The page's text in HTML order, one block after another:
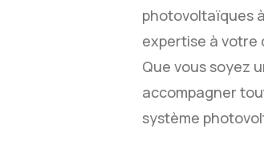
photovoltaïques
expertise à votre
Que vous soyez
accompagner
système